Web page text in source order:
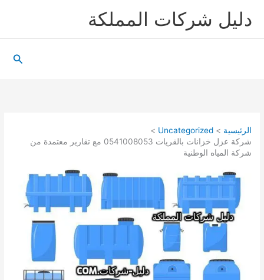
دليل شركات المملكة
الرئيسية
Uncategorized
شركة عزل خزانات بالقريات 0541008053 مع تقارير معتمدة من
شركة المياه الوطنية